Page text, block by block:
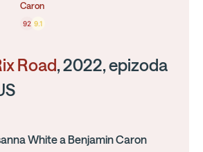
Caron
92 9.1
Road, 2022, epizoda
White a Benjamin Caron